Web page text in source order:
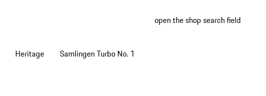
open the shop search field
Heritage Samlingen Turbo No. 1